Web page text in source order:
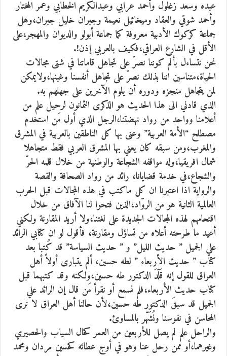
عبده وسعد زغلول وأحمد عرابي وعبدالكريم الخطابي وعمر المختار
وأحمد شوقي والعقاد وميخائيل نعيمة وجبران خليل جبران،وهل
جماعة كركوك الأدبية معروفة كما جماعة أبولو والديوان والمهجر،على
الأقل في الشارع العراقي،فكيف بالعربي إذن!.
نحن نتساءل بألم كوننا نصرّ على تجاهل قاماتنا في شتى مجالات
الحياة،متناسين اننا بذلك نصرّ على تجاهل أنفسنا وغبنها،ولايمكن
لمن يتجاهل منجزه ودوره أن يلوم الآخرين على جهلهم به.
الذي قادني الى هذا الحديث هو الذكرى الثمانون لرحيل علم من
أعلامنا وواحد من رواد نهضتنا،الرجل الذي أول مَن استخدم
مصطلح “الأمة العربية” وعنى بها كل الناطقين بالعربية في المشرق
والمغرب،ومن سبقه كان يعني بها المشرق العربي فقط متجاهلا
شمال افريقيا،وله مواقفه الشجاعة والوطنية من خلال قلمه الحرّ
والشجاع،في خدمة قضايانا، رائد من رواد الصحافة والقصة
والرواية اذا اعتبرنا ان كل ماكتب في هذه المجالات قبل الحرب
العالمية الثانية هو من الروّاد،الذين فتحوا لنا الآفاق من خلال
اقتحامهم لهذه المجالات الجديدة على لغتنا،ولا أريد المقارنة ولكني
أعيد ما طرحته أعلاه من تساؤل ومقارنة، فأقول لو ان كتابي الرائد
علي الجميل ” حديث الليل” و ” حديث السياسة” قد كُتبا بعد
كتاب ” حديث الأربعاء ” لطه حسين، ألم يتبارى أولاً أهل
العراق للقول إنه قَلّدَ الدكتور طه حسين،ولكنه وقد كتبهما قبل
كتاب حديث الأربعاء،فلم نسمع أو نقرأ مَن قال إن الرائد علي
الجميل قد سبقَ الدكتور طه حسين،لأن حالنا أهل العراق لا نرى
المحاسن في نفوسنا ونُشَهّر بالمساوئ.
والراحل علم لم يصل للأربعين من العمر كحال السياب والحصيري
وغيرهما،أو ممن رحل عنا وهو في أوج عطائه كحسين مردان ومحمد